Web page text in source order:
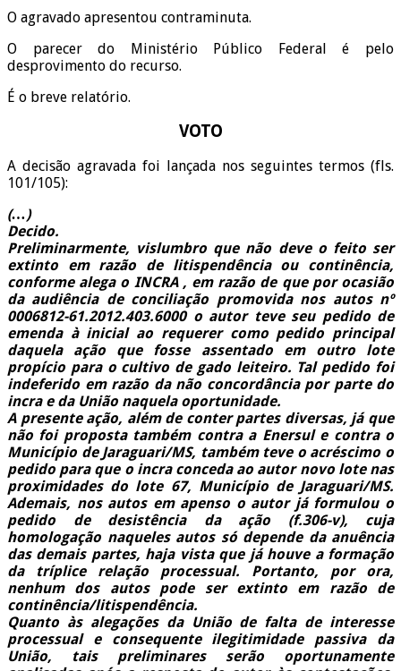
O agravado apresentou contraminuta.
O parecer do Ministério Público Federal é pelo
desprovimento do recurso.
É o breve relatório.
VOTO
A decisão agravada foi lançada nos seguintes termos (fls.
101/105):
(…)
Decido.
Preliminarmente, vislumbro que não deve o feito ser
extinto em razão de litispendência ou continência,
conforme alega o INCRA , em razão de que por ocasião
da audiência de conciliação promovida nos autos nº
0006812-61.2012.403.6000 o autor teve seu pedido de
emenda à inicial ao requerer como pedido principal
daquela ação que fosse assentado em outro lote
propício para o cultivo de gado leiteiro. Tal pedido foi
indeferido em razão da não concordância por parte do
incra e da União naquela oportunidade.
A presente ação, além de conter partes diversas, já que
não foi proposta também contra a Enersul e contra o
Município de Jaraguari/MS, também teve o acréscimo o
pedido para que o incra conceda ao autor novo lote nas
proximidades do lote 67, Município de Jaraguari/MS.
Ademais, nos autos em apenso o autor já formulou o
pedido de desistência da ação (f.306-v), cuja
homologação naqueles autos só depende da anuência
das demais partes, haja vista que já houve a formação
da tríplice relação processual. Portanto, por ora,
nenhum dos autos pode ser extinto em razão de
continência/litispendência.
Quanto às alegações da União de falta de interesse
processual e consequente ilegitimidade passiva da
União, tais preliminares serão oportunamente